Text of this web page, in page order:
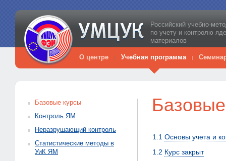
Российский учебно-
по учету и контролю
материалов
О центре Учебная программа
1.1 Основы учета и
1.2 Курс закрыт
Базовые курсы
Контроль ЯМ
Неразрушающий контроль
Статистические методы в
УиК ЯМ